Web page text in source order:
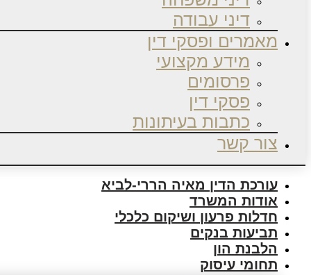
דיני עבודה
מאמרים ופסקי דין
מידע מקצועי
פרסומים
פסקי דין
כתבות בעיתונות
צור קשר
עורכת הדין מאיה הררי-לביא
אודות המשרד
חדלות פרעון ושיקום כלכלי
תביעות בנקים
הלבנת הון
תחומי עיסוק